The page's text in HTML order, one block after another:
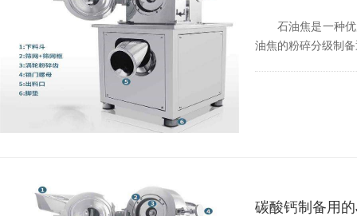
石油焦是一种优质碳
油焦的粉碎分级制备通
碳酸钙制备用